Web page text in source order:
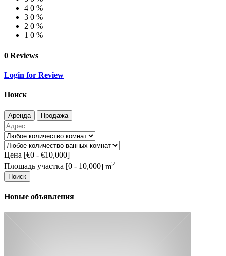
4 0 %
3 0 %
2 0 %
1 0 %
0 Reviews
Login for Review
Поиск
Аренда Продажа
Цена [€0 - €10,000]
Площадь участка [0 - 10,000] m2
Поиск
Новые объявления